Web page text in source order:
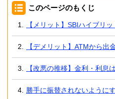
このページのもくじ
【メリット】SBIハイブリ
【デメリット】ATMから出
【改悪の推移】金利・利息
勝手に振替されないように